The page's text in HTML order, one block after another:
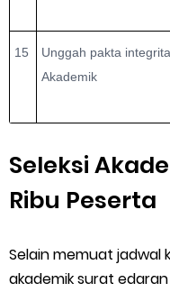
15
Unggah pakta
Akademik
Seleksi
Ribu Peserta
Selain memuat jadwal
akademik surat